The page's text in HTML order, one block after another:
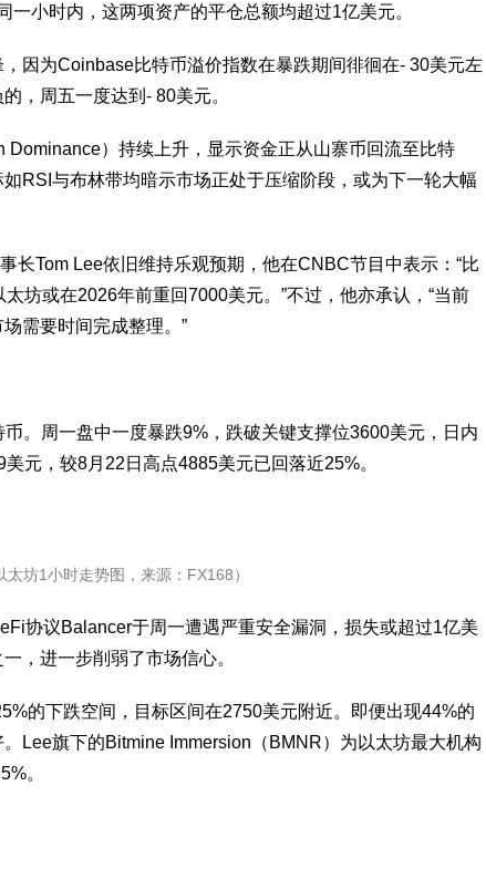
一小时内，这两项资产的平仓总额均超过1亿美元。
因为Coinbase比特币溢价指数在暴跌期间徘徊在- 30美元左
，周五一度达到- 80美元。
Dominance）持续上升，显示资金正从山寨币回流至比特
RSI与布林带均暗示市场正处于压缩阶段，或为下一轮大幅
长Tom Lee依旧维持乐观预期，他在CNBC节目中表示：“比
坊或在2026年前重回7000美元。”不过，他亦承认，“当前
需要时间完成整理。”
。周一盘中一度暴跌9%，跌破关键支撑位3600美元，日内
元，较8月22日高点4885美元已回落近25%。
太坊1小时走势图，来源：FX168）
协议Balancer于周一遭遇严重安全漏洞，损失或超过1亿美
，进一步削弱了市场信心。
的下跌空间，目标区间在2750美元附近。即便出现44%的
Lee旗下的Bitmine Immersion（BMNR）为以太坊最大机构
。